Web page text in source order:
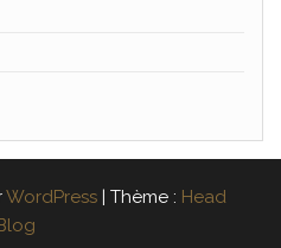
WordPress | Thème : Head